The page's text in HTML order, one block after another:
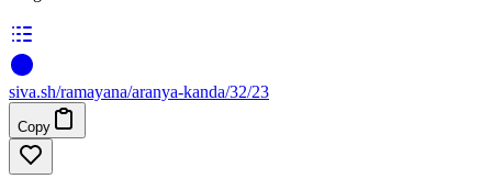
siva.sh/ramayana/aranya-kanda/32/23
Copy